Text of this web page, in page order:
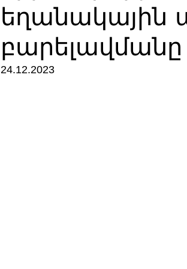
եղանակային
բարելավմանը
24.12.2023